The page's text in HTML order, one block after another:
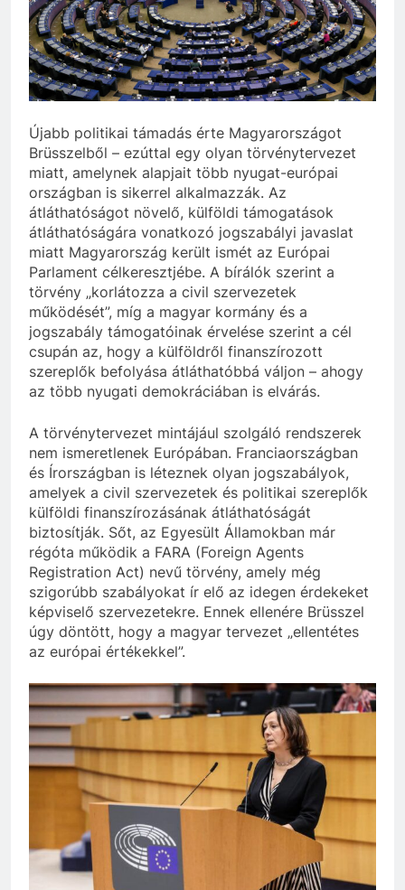
a Tisza Világ
applikáció
botránya
10 Hónap Ezelőtt
Dobrev programot
hirdet, a Tisza a Dunán
hajókázik
10 Hónap Ezelőtt
Újabb politikai támadás érte Magyarországot
Brüsszelből – ezúttal egy olyan törvénytervezet
miatt, amelynek alapjait több nyugat-európai
országban is sikerrel alkalmazzák. Az
átláthatóságot növelő, külföldi támogatások
átláthatóságára vonatkozó jogszabályi javaslat
miatt Magyarország került ismét az Európai
Parlament célkeresztjébe. A bírálók szerint a
törvény „korlátozza a civil szervezetek
működését”, míg a magyar kormány és a
jogszabály támogatóinak érvelése szerint a cél
csupán az, hogy a külföldről finanszírozott
szereplők befolyása átláthatóbbá váljon – ahogy
az több nyugati demokráciában is elvárás.
A törvénytervezet mintájául szolgáló rendszerek
nem ismeretlenek Európában. Franciaországban
és Írországban is léteznek olyan jogszabályok,
amelyek a civil szervezetek és politikai szereplők
külföldi finanszírozásának átláthatóságát
biztosítják. Sőt, az Egyesült Államokban már
régóta működik a FARA (Foreign Agents
Registration Act) nevű törvény, amely még
szigorúbb szabályokat ír elő az idegen érdekeket
képviselő szervezetekre. Ennek ellenére Brüsszel
úgy döntött, hogy a magyar tervezet „ellentétes
az európai értékekkel”.